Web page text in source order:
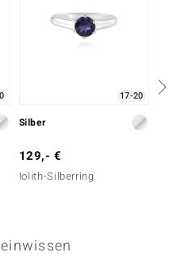
17-20
Silber
129,- €
Iolith-Silberring